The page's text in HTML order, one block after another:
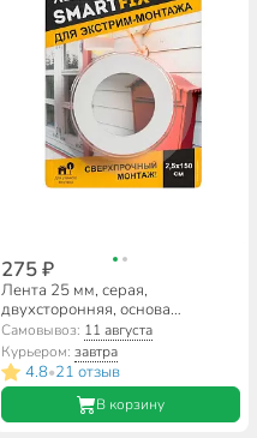
275 ₽
Лента 25 мм, серая,
двухсторонняя, основа
акриловая, 1.5 м, W-con
SmartFix HEAVY, монтажная
всепогодная, SFV2515G
Самовывоз: 11 августа
Курьером: завтра
4.8•21 отзыв
В корзину